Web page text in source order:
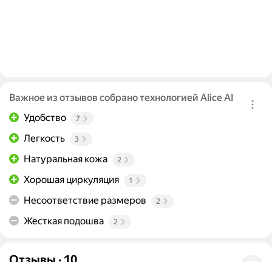
Важное из отзывов собрано технологией Alice AI
Удобство
7
Легкость 3
Натуральная кожа 2
Хорошая циркуляция 1
Несоответствие размеров 2
Жесткая подошва 2